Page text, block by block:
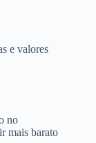
e valores
no
mais barato